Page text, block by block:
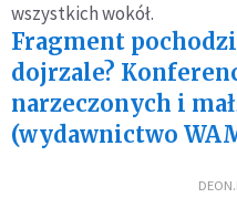
wszystkich wokół.
Fragment
dojrzale?
narzeczonych i
(wydawnictwo